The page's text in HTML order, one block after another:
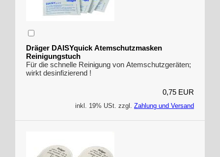
Dräger DAISYquick Atemschutzmasken
Reinigungstuch
Für die schnelle Reinigung von Atemschutzgeräten;
wirkt desinfizierend !
0,75 EUR
inkl. 19% USt. zzgl. Zahlung und Versand